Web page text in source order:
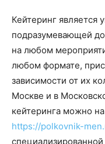
Кейтеринг является
подразумевающей
на любом
любом формате,
зависимости от их
Москве и в
кейтеринга можно
https://polkovnik-